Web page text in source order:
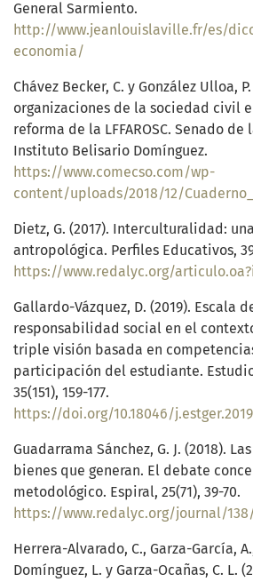
General Sarmiento.
http://www.jeanlouislaville.fr/es/
economia/
Chávez Becker, C. y González Ulloa,
organizaciones de la sociedad civil
reforma de la LFFAROSC. Senado
Instituto Belisario Domínguez.
https://www.comecso.com/wp-
content/uploads/2018/12/
Dietz, G. (2017). Interculturalidad:
antropológica. Perfiles Educativos,
https://www.redalyc.org/
Gallardo-Vázquez, D. (2019). Escala
responsabilidad social en el
triple visión basada en
participación del estudiante.
35(151), 159-177.
https://doi.org/10.18046/
Guadarrama Sánchez, G. J. (2018).
bienes que generan. El debate
metodológico. Espiral, 25(71), 39-70.
https://www.redalyc.org/journal/138/
Herrera-Alvarado, C., Garza-García,
Domínguez, L. y Garza-Ocañas, C. L.